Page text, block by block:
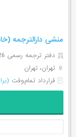
منشی دارالترجمه
دفتر ترجمه رسمی 626 | Translation Office 626
تهران، تهران
قرارداد تمام‌وقت